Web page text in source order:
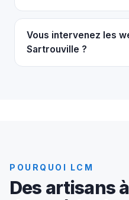
Vous intervenez les
Sartrouville ?
POURQUOI LCM
Des artisans